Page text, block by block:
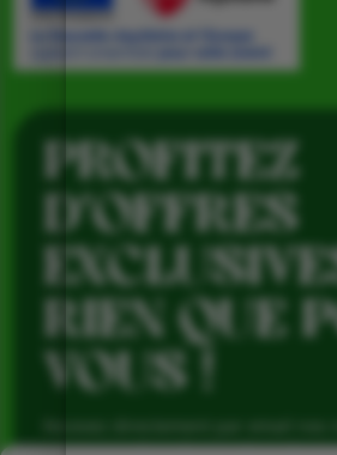
PROFITEZ
D’OFFRES
RIEN QUE
VOUS !
avantages réservés aux abonnés et